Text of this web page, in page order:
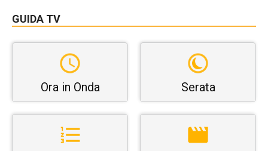
GUIDA TV
Ora in Onda Serata